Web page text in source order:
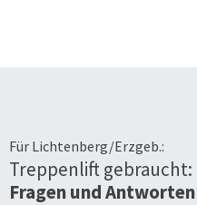
Für Lichtenberg/Erzgeb.:
Treppenlift gebraucht:
Fragen und Antworten